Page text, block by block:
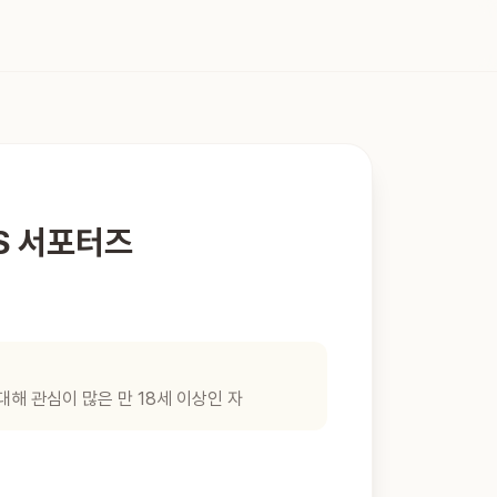
서포터즈
해 관심이 많은 만 18세 이상인 자